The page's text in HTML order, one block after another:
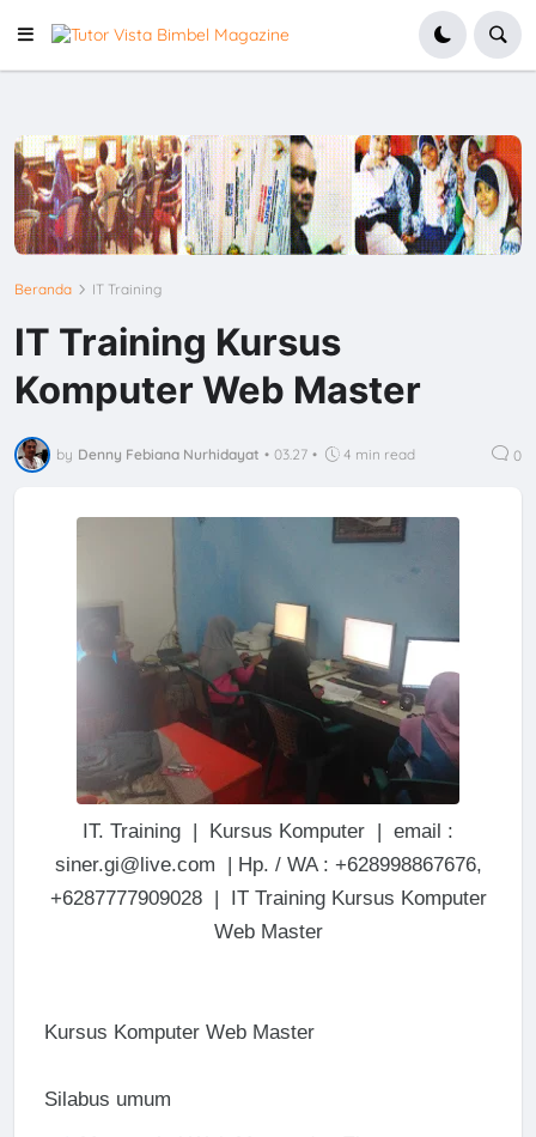
Beranda IT Training
IT Training Kursus
Komputer Web Master
by Denny Febiana Nurhidayat • 03.27 • 4 min read 0
IT. Training | Kursus Komputer | email :
siner.gi@live.com | Hp. / WA : +628998867676,
+6287777909028 | IT Training Kursus Komputer
Web Master
Kursus Komputer Web Master
Silabus umum